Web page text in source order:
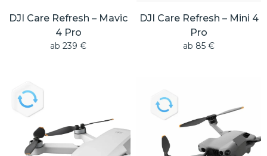
DJI Care Refresh – Mavic
4 Pro
ab 239 €
DJI Care Refresh – Mini 4
Pro
ab 85 €